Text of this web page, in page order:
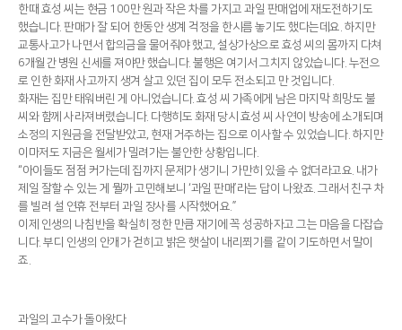
한때 효성 씨는 현금 100만 원과 작은 차를 가지고 과일 판매업에 재도전하기도
했습니다. 판매가 잘 되어 한동안 생계 걱정을 한시름 놓기도 했다는데요. 하지만
교통사고가 나면서 합의금을 물어줘야 했고, 설상가상으로 효성 씨의 몸까지 다쳐
6개월간 병원 신세를 져야만 했습니다. 불행은 여기서 그치지 않았습니다. 누전으
로 인한 화재 사고까지 생겨 살고 있던 집이 모두 전소되고 만 것입니다.
화재는 집만 태워버린 게 아니었습니다. 효성 씨 가족에게 남은 마지막 희망도 불
씨와 함께 사라져버렸습니다. 다행히도 화재 당시 효성 씨 사연이 방송에 소개되며
소정의 지원금을 전달받았고, 현재 거주하는 집으로 이사할 수 있었습니다. 하지만
이마저도 지금은 월세가 밀려가는 불안한 상황입니다.
“아이들도 점점 커가는데 집까지 문제가 생기니 가만히 있을 수 없더라고요. 내가
제일 잘할 수 있는 게 뭘까 고민해보니 ‘과일 판매’라는 답이 나왔죠. 그래서 친구 차
를 빌려 설 연휴 전부터 과일 장사를 시작했어요.”
이제 인생의 나침반을 확실히 정한 만큼 재기에 꼭 성공하자고 그는 마음을 다잡습
니다. 부디 인생의 안개가 걷히고 밝은 햇살이 내리쬐기를 같이 기도하면서 말이
죠.
과일의 고수가 돌아왔다